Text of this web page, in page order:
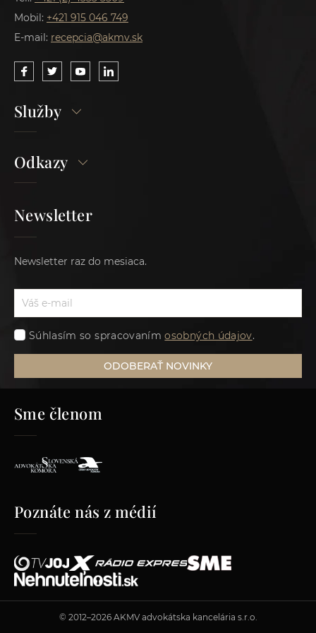
Mobil: +421 915 046 749
E-mail: recepcia@akmv.sk
Služby
Odkazy
Newsletter
Newsletter raz do mesiaca.
Súhlasím so spracovanímosobných údajov.
ODOBERAŤ NOVINKY
Sme členom
Poznáte nás z médií
© 2012–2026 AKMV advokátska kancelária s.r.o.